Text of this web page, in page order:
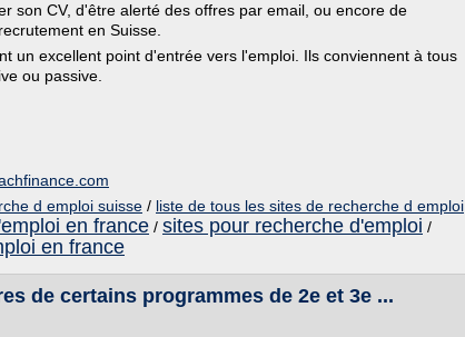
son CV, d'être alerté des offres par email, ou encore de
en Suisse.
un excellent point d'entrée vers l'emploi. Ils conviennent à tous
ou passive.
d emploi suisse / liste de tous les sites de recherche d emploi
en france / sites pour recherche d'emploi /
en france
de certains programmes de 2e et 3e ...